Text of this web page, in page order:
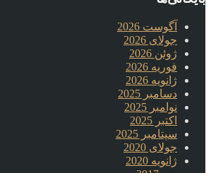
آگوست 2026
جولای 2026
ژوئن 2026
فوریه 2026
ژانویه 2026
دسامبر 2025
نوامبر 2025
اکتبر 2025
سپتامبر 2025
جولای 2020
ژانویه 2020